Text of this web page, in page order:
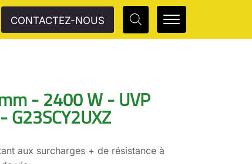
CONTACTEZ-NOUS
- 2400 W - UVP
G23SCY2UXZ
aux surcharges + de résistance à